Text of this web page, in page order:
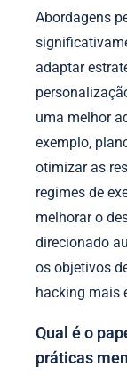
Abordagens
adaptar
uma melhor
exemplo,
otimizar as
regimes de
melhorar o
direcionado
os objetivos
hacking mais
Qual é o
práticas